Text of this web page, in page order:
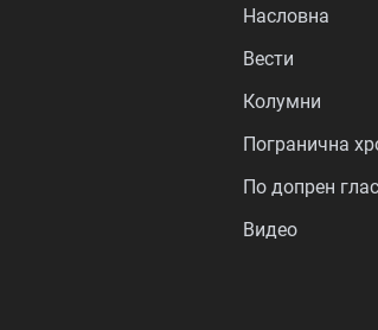
Насловна
Вести
Колумни
Погранична
По допрен глас
Видео